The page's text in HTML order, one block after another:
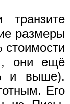
размеры
они ещё
и выше).
Его